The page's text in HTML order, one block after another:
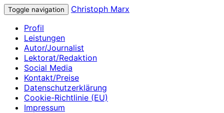
Toggle navigation
Christoph Marx
Profil
Leistungen
Autor/Journalist
Lektorat/Redaktion
Social Media
Kontakt/Preise
Datenschutzerklärung
Cookie-Richtlinie (EU)
Impressum